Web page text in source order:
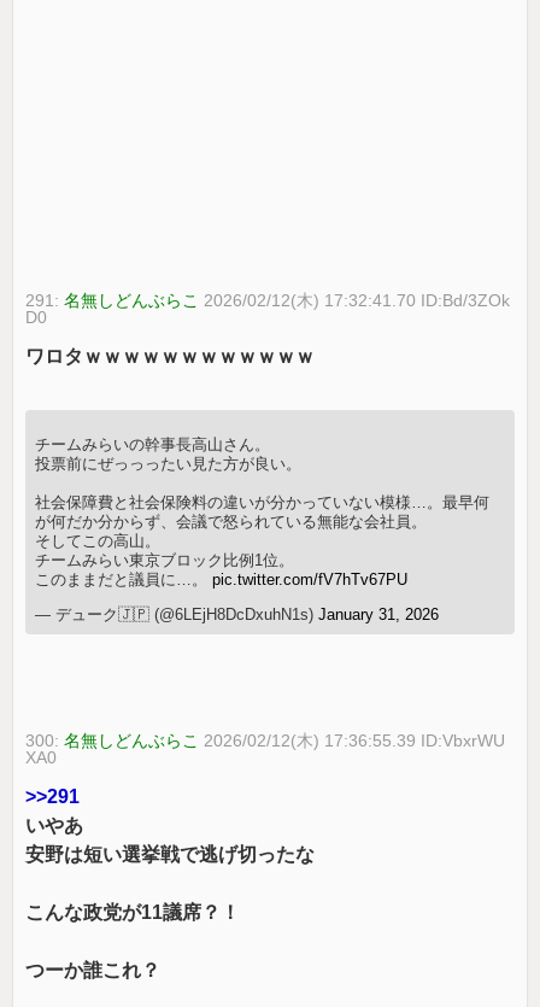
291:名無しどんぶらこ 2026/02/12(木) 17:32:41.70 ID:Bd/3ZOk
D0
ワロタｗｗｗｗｗｗｗｗｗｗｗｗ
チームみらいの幹事長高山さん。
投票前にぜっっったい見た方が良い。
社会保障費と社会保険料の違いが分かっていない模様…。最早何
が何だか分からず、会議で怒られている無能な会社員。
そしてこの高山。
チームみらい東京ブロック比例1位。
このままだと議員に…。pic.twitter.com/fV7hTv67PU
— デューク🇯🇵 (@6LEjH8DcDxuhN1s)January 31, 2026
300:名無しどんぶらこ 2026/02/12(木) 17:36:55.39 ID:VbxrWU
XA0
>>291
いやあ
安野は短い選挙戦で逃げ切ったな
こんな政党が11議席？！
つーか誰これ？